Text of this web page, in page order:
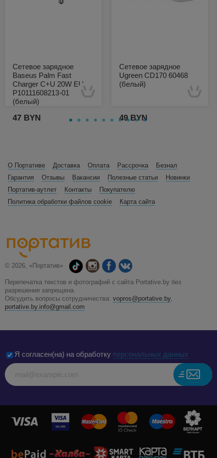
Сетевое зарядное
Baseus Palm Fast
Charger C+U 20W EU
P10111608213-01
(белый)
47 BYN
Сетевое зарядное
Ugreen CD170 60468
(белый)
49 BYN
О Портативе Доставка Оплата Рассрочка
Безнал
Гарантия
Отзывы Вакансии Полезные статьи
Новинки
Портатив-аутлет
Контакты
Покупателю
Политика обработки файлов cookie
Карта сайта
© 2026, «Портатив»
Перепечатка текстов и фотографий с сайта Portative.by без
разрешения запрещена.
Обсудить вопросы сотрудничества: vopros@portative.by,
portative.by.info@gmail.com
Я согласен(на) на обработку персональных данных